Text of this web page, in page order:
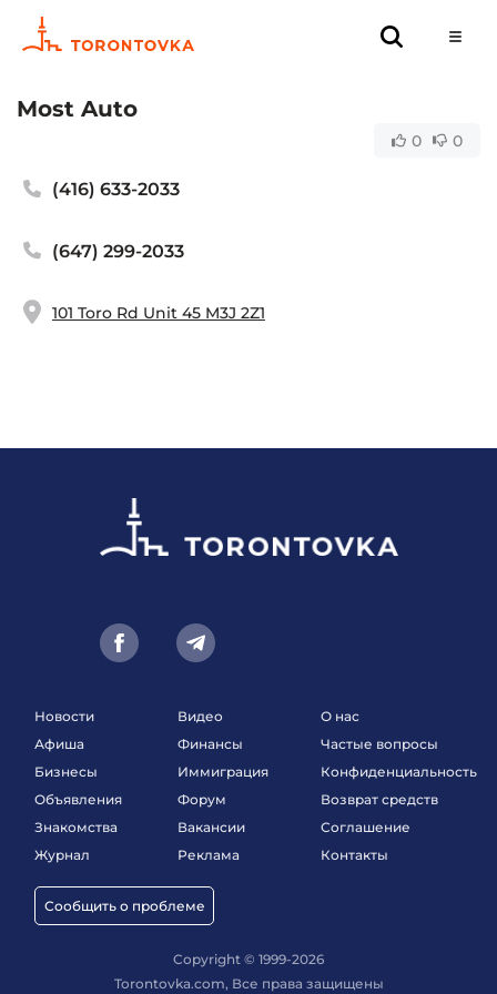
Most Auto
0 0
(416) 633-2033
(647) 299-2033
101 Toro Rd Unit 45 M3J 2Z1
Новости
Афиша
Бизнесы
Объявления
Знакомства
Журнал
Сообщить о проблеме
Видео
Финансы
Иммиграция
Форум
Вакансии
Реклама
О нас
Частые вопросы
Конфиденциальность
Возврат средств
Соглашение
Контакты
Copyright © 1999-2026
Torontovka.com, Все права защищены